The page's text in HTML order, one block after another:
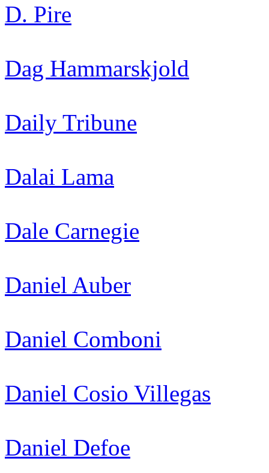
D. Pire
Dag Hammarskjold
Daily Tribune
Dalai Lama
Dale Carnegie
Daniel Auber
Daniel Comboni
Daniel Cosio Villegas
Daniel Defoe